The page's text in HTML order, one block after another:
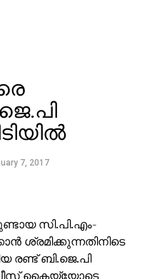
7, 2017
സി.പി.എം-
ശ്രമിക്കുന്നതിനിടെ
രണ്ട് ബി.ജെ.പി
കൈയ്യോടെ